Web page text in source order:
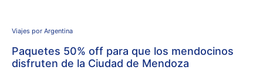
Viajes por Argentina
Paquetes 50% off para que los mendocinos
disfruten de la Ciudad de Mendoza